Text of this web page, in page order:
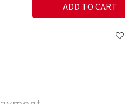
ADD TO CART